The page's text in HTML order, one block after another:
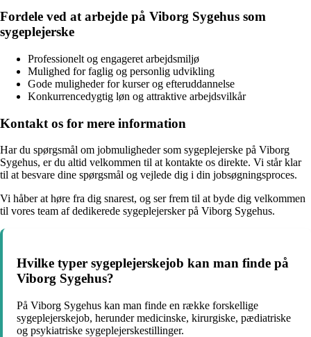
Fordele ved at arbejde på Viborg Sygehus som
sygeplejerske
Professionelt og engageret arbejdsmiljø
Mulighed for faglig og personlig udvikling
Gode muligheder for kurser og efteruddannelse
Konkurrencedygtig løn og attraktive arbejdsvilkår
Kontakt os for mere information
Har du spørgsmål om jobmuligheder som sygeplejerske på Viborg
Sygehus, er du altid velkommen til at kontakte os direkte. Vi står klar
til at besvare dine spørgsmål og vejlede dig i din jobsøgningsproces.
Vi håber at høre fra dig snarest, og ser frem til at byde dig velkommen
til vores team af dedikerede sygeplejersker på Viborg Sygehus.
Hvilke typer sygeplejerskejob kan man finde på
Viborg Sygehus?
På Viborg Sygehus kan man finde en række forskellige
sygeplejerskejob, herunder medicinske, kirurgiske, pædiatriske
og psykiatriske sygeplejerskestillinger.